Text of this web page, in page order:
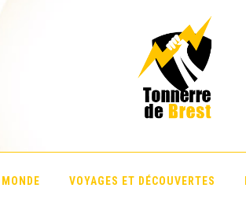
VOYAGES ET DÉCOUVERTES